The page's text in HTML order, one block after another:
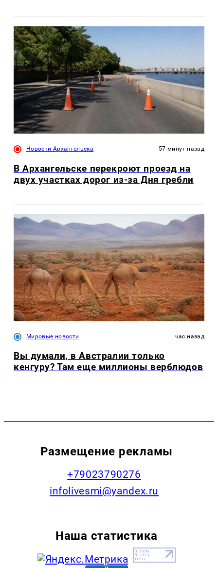
Новости Архангельска 57 минут назад
В Архангельске перекроют проезд на
двух участках дорог из-за Дня гребли
Мировые новости час назад
Вы думали, в Австралии только
кенгуру? Там еще миллионы верблюдов
Размещение рекламы
+79023790276
infolivesmi@yandex.ru
Наша статистика